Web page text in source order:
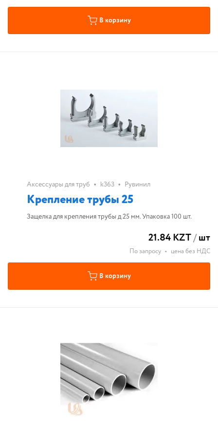
В корзину
Аксессуары для труб • k363 • Рувинил
Крепление трубы 25
Защелка для крепления трубы д 25 мм. Упаковка 100 шт.
21.84 KZT/шт
По запросу • цена без НДС
В корзину